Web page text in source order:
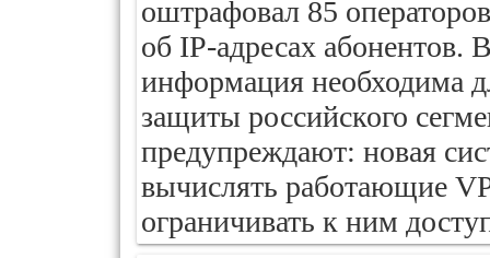
оштрафовал 85
об IP-адресах абонентов.
информация необходима
защиты российского
предупреждают: новая
вычислять работающие
ограничивать к ним